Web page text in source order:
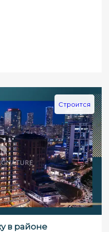
Строится
в районе